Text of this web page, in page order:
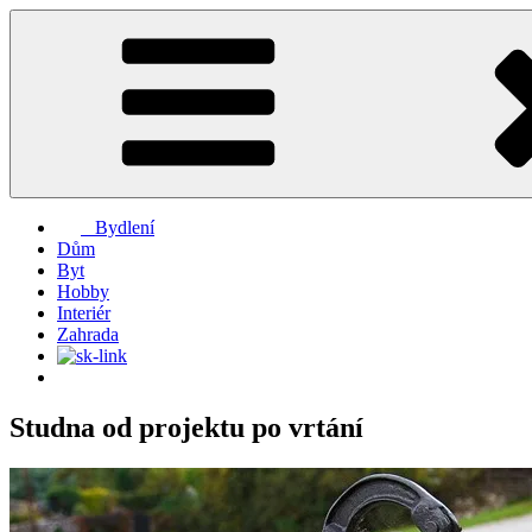
Přejít
Bydlení
Dům
Byt
Hobby
Interiér
Zahrada
Studna od projektu po vrtání